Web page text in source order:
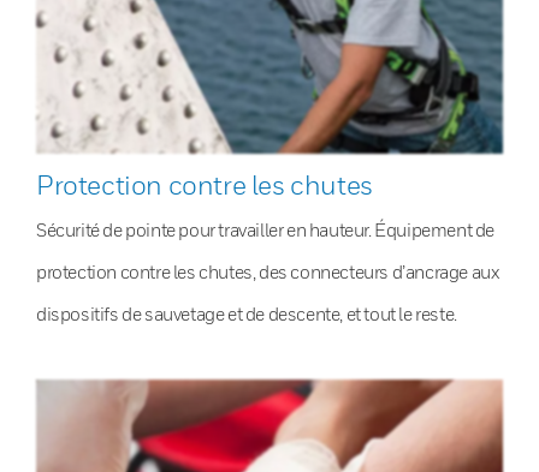
Protection contre les chutes
Sécurité de pointe pour travailler en hauteur. Équipement de
protection contre les chutes, des connecteurs d’ancrage aux
dispositifs de sauvetage et de descente, et tout le reste.